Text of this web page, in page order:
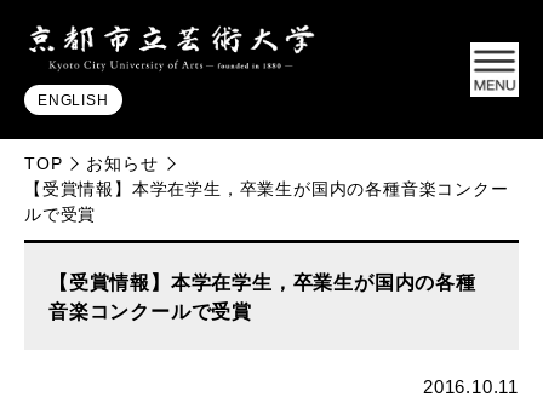
ENGLISH
TOP
お知らせ
【受賞情報】本学在学生，卒業生が国内の各種音楽コンクー
ルで受賞
【受賞情報】本学在学生，卒業生が国内の各種
音楽コンクールで受賞
2016.10.11